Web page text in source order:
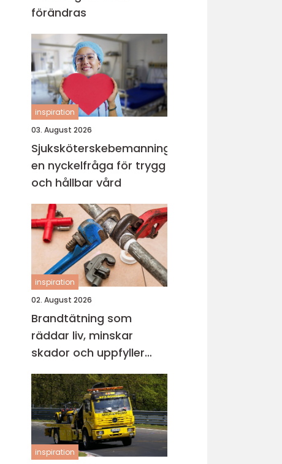
förändras
inspiration
03. August 2026
Sjuksköterskebemanning
en nyckelfråga för trygg
och hållbar vård
inspiration
02. August 2026
Brandtätning som
räddar liv, minskar
skador och uppfyller
lagkrav
inspiration